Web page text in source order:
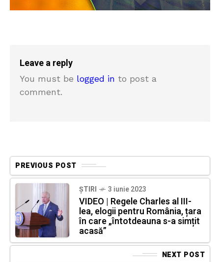
Leave a reply
You must be logged in to post a
comment.
PREVIOUS POST
ȘTIRI 3 iunie 2023
VIDEO | Regele Charles al III-
lea, elogii pentru România, țara
în care „întotdeauna s-a simțit
acasă”
NEXT POST